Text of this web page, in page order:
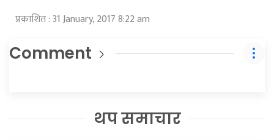
प्रकाशित : 31 January, 2017 8:22 am
Comment
थप समाचार